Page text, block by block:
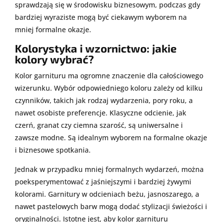
sprawdzają się w środowisku biznesowym, podczas gdy
bardziej wyraziste mogą być ciekawym wyborem na
mniej formalne okazje.
Kolorystyka i wzornictwo: jakie
kolory wybrać?
Kolor garnituru ma ogromne znaczenie dla całościowego
wizerunku. Wybór odpowiedniego koloru zależy od kilku
czynników, takich jak rodzaj wydarzenia, pory roku, a
nawet osobiste preferencje. Klasyczne odcienie, jak
czerń, granat czy ciemna szarość, są uniwersalne i
zawsze modne. Są idealnym wyborem na formalne okazje
i biznesowe spotkania.
Jednak w przypadku mniej formalnych wydarzeń, można
poeksperymentować z jaśniejszymi i bardziej żywymi
kolorami. Garnitury w odcieniach beżu, jasnoszarego, a
nawet pastelowych barw mogą dodać stylizacji świeżości i
oryginalności. Istotne jest, aby kolor garnituru